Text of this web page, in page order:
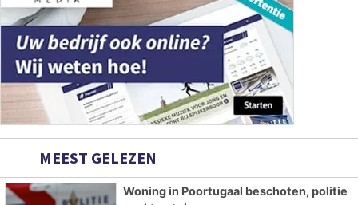
MEEST GELEZEN
Woning in Poortugaal beschoten, politie